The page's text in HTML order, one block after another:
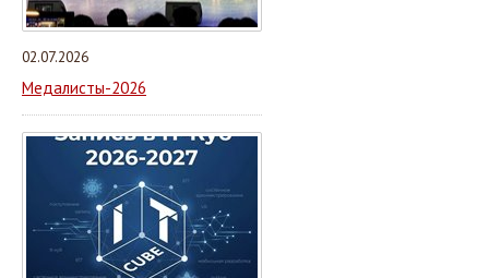
02.07.2026
Медалисты-2026